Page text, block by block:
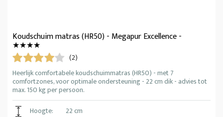
Koudschuim matras (HR50) - Megapur Excellence -
★★★★
(2)
Heerlijk comfortabele koudschuimmatras (HR50) - met 7
comfortzones, voor optimale ondersteuning - 22 cm dik - advies tot
max. 150 kg per persoon.
Hoogte:
22 cm